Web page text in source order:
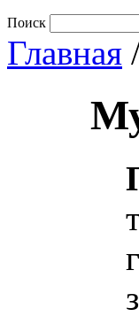
Поиск
Главная